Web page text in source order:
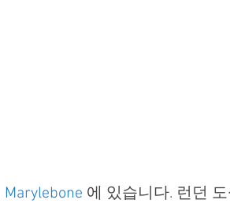
Marylebone 에 있습니다. 런던